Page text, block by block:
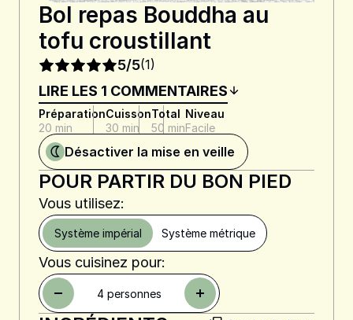
Bol repas Bouddha au
tofu croustillant
5/5(1)
LIRE LES 1 COMMENTAIRES
Préparation
20 min
Cuisson
30 min
Total
50 min
Niveau
Facile
Désactiver la mise en veille
POUR PARTIR DU BON PIED
Vous utilisez:
Système impérial Système métrique
Vous cuisinez pour:
4 personnes